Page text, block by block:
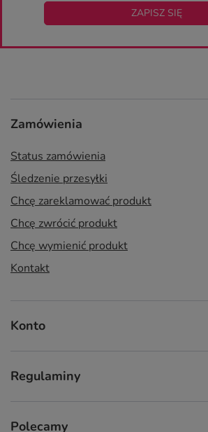
ZAPISZ SIĘ
Zamówienia
Status zamówienia
Śledzenie przesyłki
Chcę zareklamować produkt
Chcę zwrócić produkt
Chcę wymienić produkt
Kontakt
Konto
Regulaminy
Polecamy